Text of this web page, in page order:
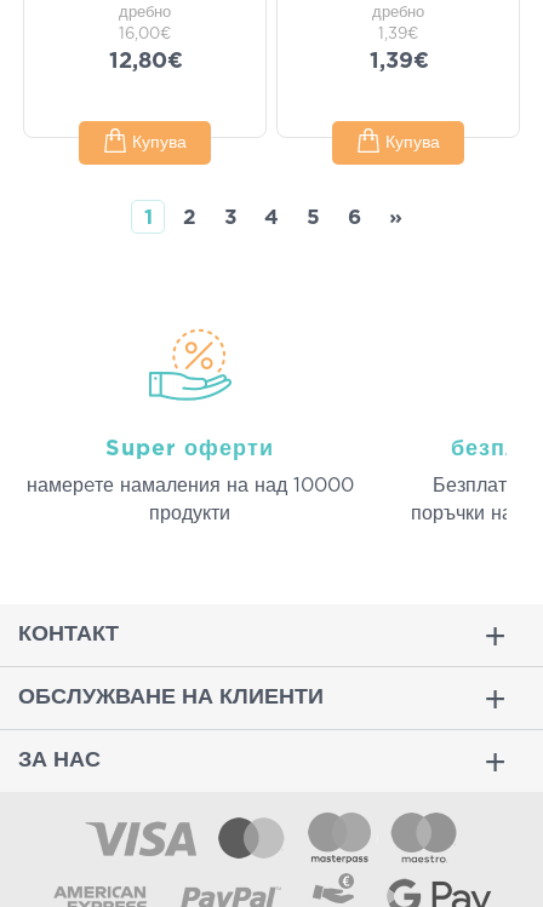
дребно
16,00€
12,80€
Купува
дребно
1,39€
1,39€
Купува
1 2 3 4 5 6 »
Super оферти
намерeте намаления на над 10000
продукти
Безплатна
поръчки над
КОНТАКТ
ОБСЛУЖВАНЕ НА КЛИЕНТИ
ЗА НАС